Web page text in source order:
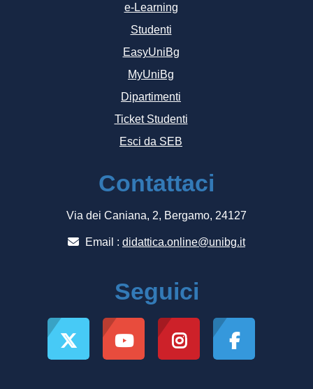
e-Learning
Studenti
EasyUniBg
MyUniBg
Dipartimenti
Ticket Studenti
Esci da SEB
Contattaci
Via dei Caniana, 2, Bergamo, 24127
Email : didattica.online@unibg.it
Seguici